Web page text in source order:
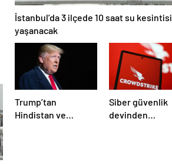
İstanbul’da 3 ilçede 10 saat su kesintisi
yaşanacak
Trump’tan
Hindistan ve
Siber güvenlik
devinden